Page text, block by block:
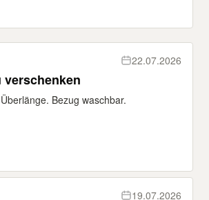
22.07.2026
2,20m zu verschenken
Bezug waschbar.
19.07.2026